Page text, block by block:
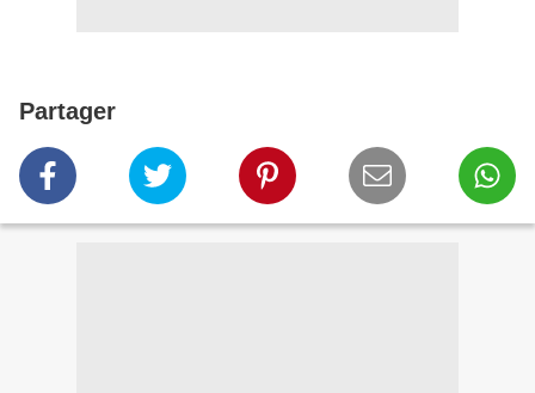
Partager